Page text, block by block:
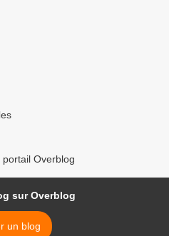
Overblog
sur Overblog
un blog